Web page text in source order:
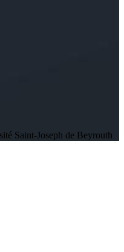
Saint-Joseph de Beyrouth